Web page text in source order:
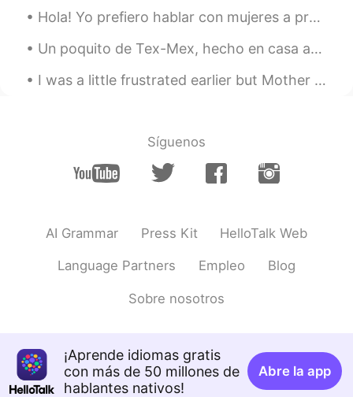
Maryna_Rus_Eng 2020.04.30 18:37
@aamirhussain @Simple_man
@ⵉⴽⵓⵙⵢⵓⵎ Icosium DZ FR @LazyBubble
泡芙🦉 @Нурия. @Ricardo @Ania She
@Maxim @Amr Abdallah @Turza
@Lana @Andrey @Alex🇷🇺 Спасибо за
suggestions! I’ll make sure to try
Гавайях 🏖
Andrey
Hola! Yo prefiero hablar con mujeres a practicar mi español. Me gusta plantas de interior, croche...
Un poquito de Tex-Mex, hecho en casa acá en Alemania. Ein bisschen Tex-Mex, hausgemacht hier in ...
I was a little frustrated earlier but Mother Nature knows how to put a smile into someone’s face ...
Síguenos
AI Grammar Press Kit HelloTalk Web
Language Partners Empleo Blog
Sobre nosotros
¡Aprende idiomas gratis
con más de 50 millones de
hablantes nativos!
Abre la app